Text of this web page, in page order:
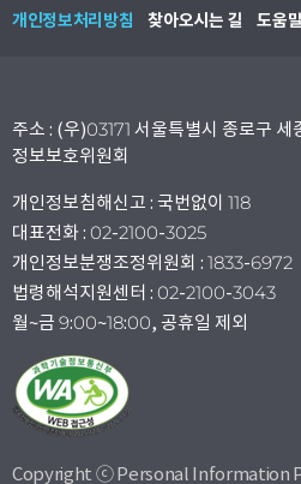
개인정보처리방침 찾아오시는 길 도움
주소 : (우)03171 서울특별시 종로구
정보보호위원회
개인정보침해신고 : 국번없이 118
대표전화 : 02-2100-3025
개인정보분쟁조정위원회 : 1833-6972
법령해석지원센터 : 02-2100-3043
월~금 9:00~18:00, 공휴일 제외
Copyright ⓒ Personal Information